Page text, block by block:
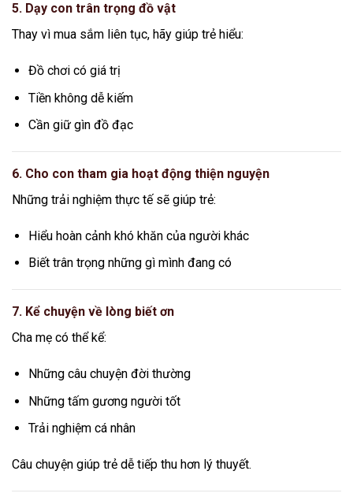
5. Dạy con trân trọng đồ vật
Thay vì mua sắm liên tục, hãy giúp trẻ hiểu:
Đồ chơi có giá trị
Tiền không dễ kiếm
Cần giữ gìn đồ đạc
6. Cho con tham gia hoạt động thiện nguyện
Những trải nghiệm thực tế sẽ giúp trẻ:
Hiểu hoàn cảnh khó khăn của người khác
Biết trân trọng những gì mình đang có
7. Kể chuyện về lòng biết ơn
Cha mẹ có thể kể:
Những câu chuyện đời thường
Những tấm gương người tốt
Trải nghiệm cá nhân
Câu chuyện giúp trẻ dễ tiếp thu hơn lý thuyết.